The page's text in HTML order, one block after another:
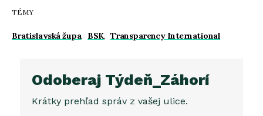
TÉMY
Bratislavská župa, BSK, Transparency International
Odoberaj Týdeň_Záhorí
Krátky prehľad správ z vašej ulice.